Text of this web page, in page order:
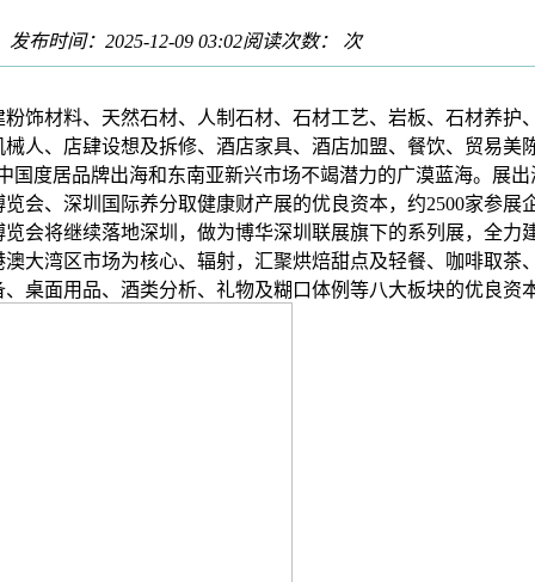
发布时间：2025-12-09 03:02阅读次数： 次
材料、天然石材、人制石材、石材工艺、岩板、石材养护
人、店肆设想及拆修、酒店家具、酒店加盟、餐饮、贸易美
国度居品牌出海和东南亚新兴市场不竭潜力的广漠蓝海。展
会、深圳国际养分取健康财产展的优良资本，约2500家参展
会将继续落地深圳，做为博华深圳联展旗下的系列展，全力
大湾区市场为核心、辐射，汇聚烘焙甜点及轻餐、咖啡取茶
桌面用品、酒类分析、礼物及糊口体例等八大板块的优良资